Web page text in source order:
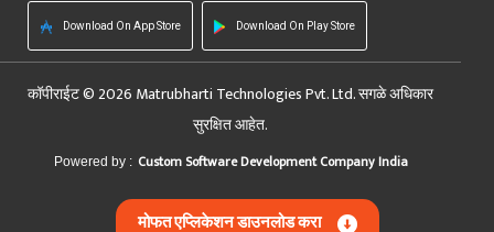
Download On App Store Download On Play Store
कॉपीराईट © 2026 Matrubharti Technologies Pvt. Ltd. सगळे अधिकार
सुरक्षित आहेत.
Powered by : Custom Software Development Company India
मोफत एप्लिकेशन डाउनलोड करा